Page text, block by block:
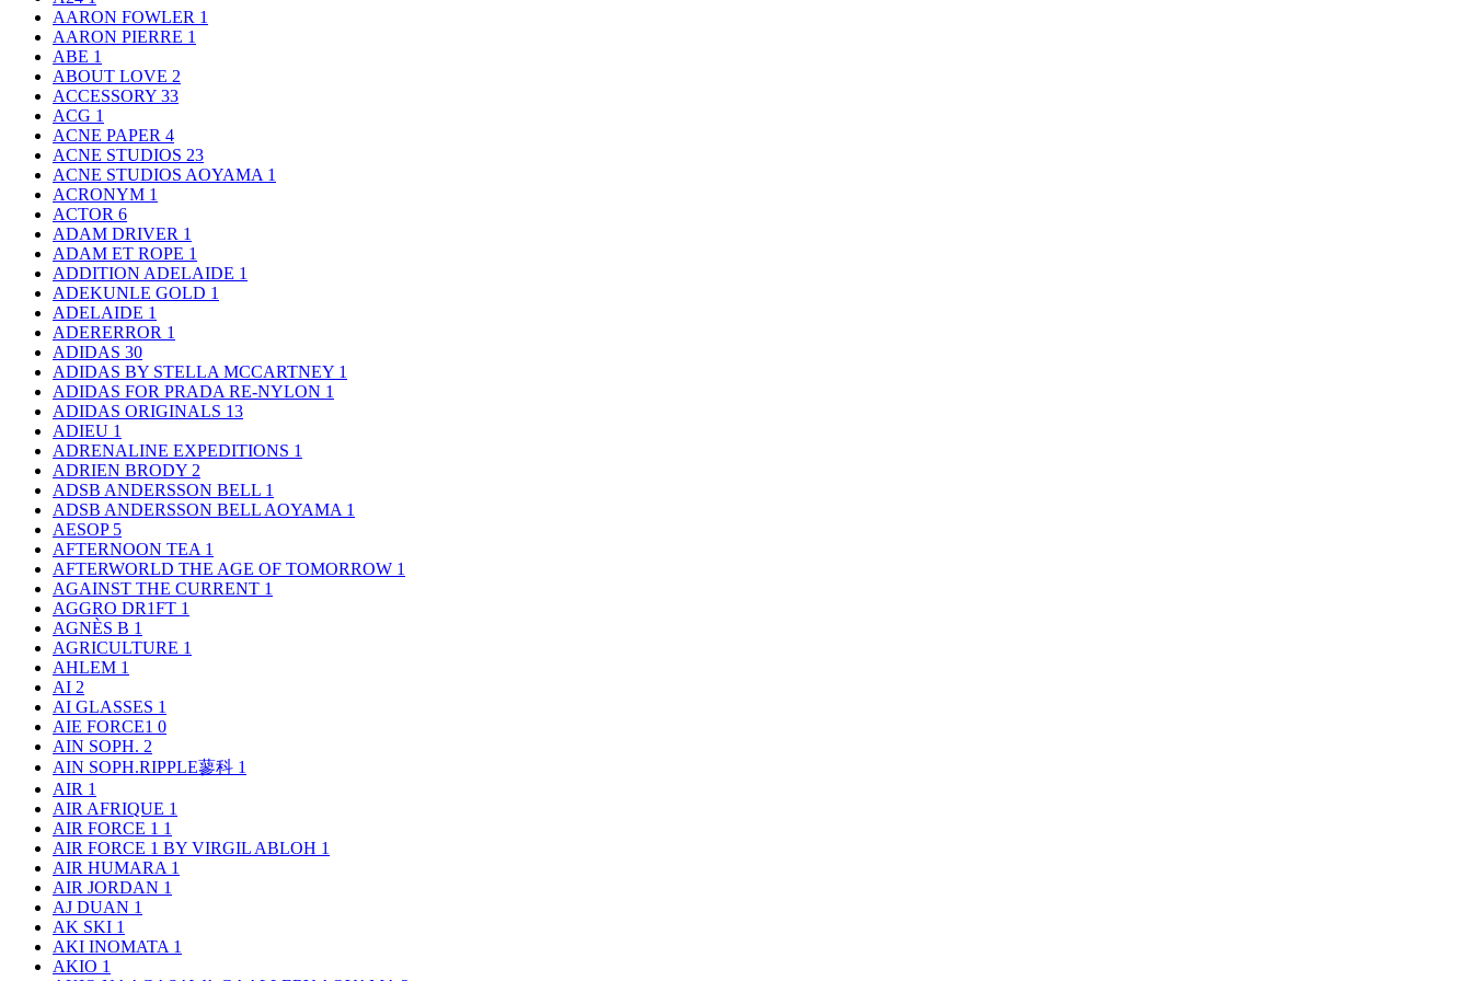
AARON FOWLER 1
AARON PIERRE 1
ABE 1
ABOUT LOVE 2
ACCESSORY 33
ACG 1
ACNE PAPER 4
ACNE STUDIOS 23
ACNE STUDIOS AOYAMA 1
ACRONYM 1
ACTOR 6
ADAM DRIVER 1
ADAM ET ROPE 1
ADDITION ADELAIDE 1
ADEKUNLE GOLD 1
ADELAIDE 1
ADERERROR 1
ADIDAS 30
ADIDAS BY STELLA MCCARTNEY 1
ADIDAS FOR PRADA RE-NYLON 1
ADIDAS ORIGINALS 13
ADIEU 1
ADRENALINE EXPEDITIONS 1
ADRIEN BRODY 2
ADSB ANDERSSON BELL 1
ADSB ANDERSSON BELL AOYAMA 1
AESOP 5
AFTERNOON TEA 1
AFTERWORLD THE AGE OF TOMORROW 1
AGAINST THE CURRENT 1
AGGRO DR1FT 1
AGNÈS B 1
AGRICULTURE 1
AHLEM 1
AI 2
AI GLASSES 1
AIE FORCE1 0
AIN SOPH. 2
AIN SOPH.RIPPLE蓼科 1
AIR 1
AIR AFRIQUE 1
AIR FORCE 1 1
AIR FORCE 1 BY VIRGIL ABLOH 1
AIR HUMARA 1
AIR JORDAN 1
AJ DUAN 1
AK SKI 1
AKI INOMATA 1
AKIO 1